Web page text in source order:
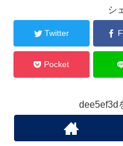
シ
Twitter
Pocket
dee5ef3d